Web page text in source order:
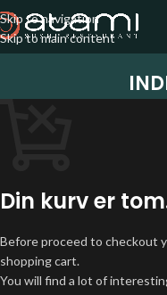
Skip to navigation
Skip to main content
Din kurv er
Before proceed to checkout
shopping cart.
You will find a lot of